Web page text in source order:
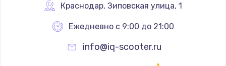
Замена термопредохранителя
700 руб.
Краснодар, Зиповская улица, 1
Ежедневно с 9:00 до 21:00
info@iq-scooter.ru